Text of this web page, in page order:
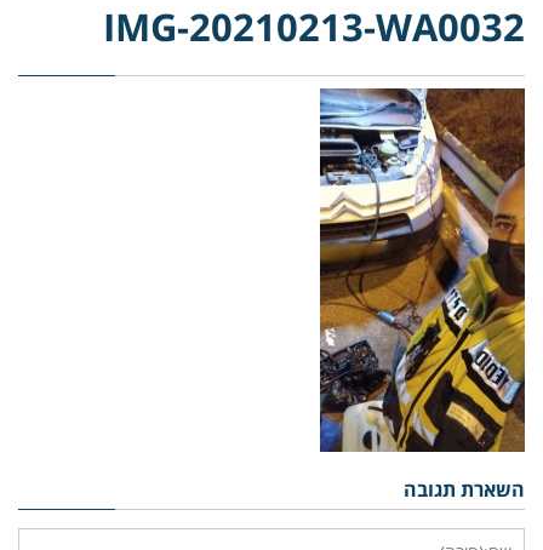
IMG-20210213-WA0032
השארת תגובה